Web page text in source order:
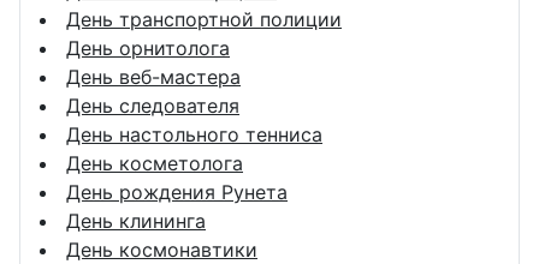
День транспортной полиции
День орнитолога
День веб-мастера
День следователя
День настольного тенниса
День косметолога
День рождения Рунета
День клининга
День космонавтики